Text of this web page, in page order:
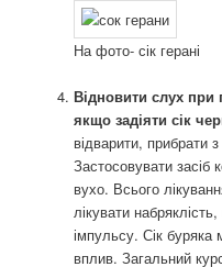
На фото- сік герані
Відновити слух при
якщо задіяти сік
відварити, прибрати з
Застосовувати засіб
вухо. Всього
лікувати
імпульсу. Сік буряка
вплив. Загальний